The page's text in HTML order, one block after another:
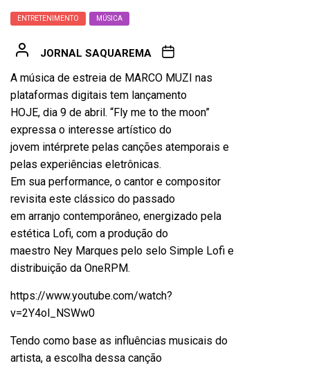
ENTRETENIMENTO MÚSICA
JORNAL SAQUAREMA
A música de estreia de MARCO MUZI nas
plataformas digitais tem lançamento
HOJE, dia 9 de abril. “Fly me to the moon”
expressa o interesse artístico do
jovem intérprete pelas canções atemporais e
pelas experiências eletrônicas.
Em sua performance, o cantor e compositor
revisita este clássico do passado
em arranjo contemporâneo, energizado pela
estética Lofi, com a produção do
maestro Ney Marques pelo selo Simple Lofi e
distribuição da OneRPM.
https://www.youtube.com/watch?
v=2Y4ol_NSWw0
Tendo como base as influências musicais do
artista, a escolha dessa canção